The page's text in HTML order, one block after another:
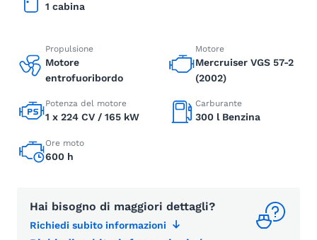
1 cabina
Propulsione
Motore
entrofuoribordo
Motore
Mercruiser VGS 57-2
(2002)
Potenza del motore
1 x 224 CV / 165 kW
Carburante
300 l Benzina
Ore moto
600 h
Hai bisogno di maggiori dettagli?
Richiedi subito informazioni